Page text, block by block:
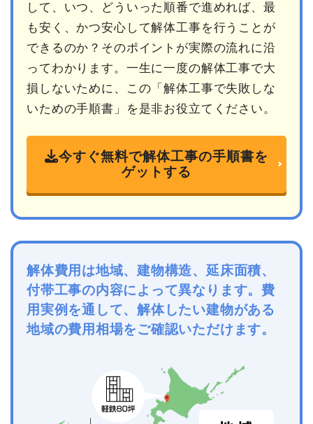
して、いつ、どういった順番で進めれば、最
も安く、かつ安心して解体工事を行うことが
できるのか？そのポイントが実際の流れに沿
ってわかります。一生に一度の解体工事で大
損しないために、この「解体工事で失敗しな
いための手順書」を是非お役立てください。
今すぐ無料で解体工事の手順書を
ゲットする
解体費用は地域、建物構造、延床面積、
付帯工事の内容によって異なります。費
用実例を通して、解体したい建物がある
地域の費用相場をご確認いただけます。